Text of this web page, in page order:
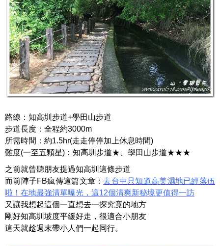
路線：知高圳步道+學田山步道
步道長度：全程約3000m
所需時間：約1.5hr(走走停停加上休息時間)
難度(一至五顆星)：知高圳步道★ 、學田山步道★★★
之前就曾聽朋友提過知高圳這條步道
而前陣子FB瘋傳這篇文章：去台中只知道高美濕地已經落伍
啦！在地最強清單曝光，這12個清爽新秘境更值得一訪
又讓我想起這個一直想去一探究竟的地方
剛好知高圳坡度平緩好走，很適合小朋友
這天就趁週末帶小人們一起同行。